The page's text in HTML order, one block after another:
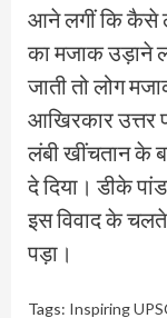
आने लगीं कि कैसे
का मजाक उड़ाने
जाती तो लोग
आखिरकार उत्तर
लंबी खींचतान के
दे दिया। डीके
इस विवाद के
पड़ा।
Tags: Inspiring